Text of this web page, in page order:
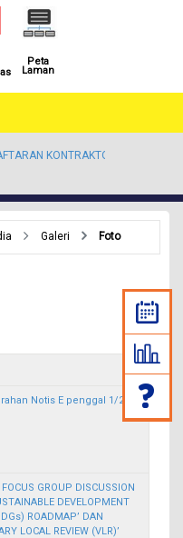
Peta
Laman
KONTRAKTOR KALI
Galeri Foto
Notis E penggal 1/2024
FOCUS GROUP DISCUSSION
DEVELOPMENT
ROADMAP’ DAN
LOCAL REVIEW (VLR)’